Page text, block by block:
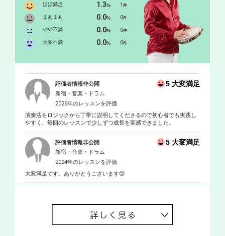
ほぼ満足 1.3% 1件
まあまあ 0.0% 0件
やや不満 0.0% 0件
大変不満 0.0% 0件
評価者情報非公開 5 大変満足
新宿・音楽・ドラム
2026年のレッスンを評価
演奏法をロジックから丁寧に説明してくださるので初心者でも実践し
やすく、毎回のレッスンで少しずつ成長を実感できました。
評価者情報非公開 5 大変満足
新宿・音楽・ドラム
2024年のレッスンを評価
大変満足です。ありがとうございます😊